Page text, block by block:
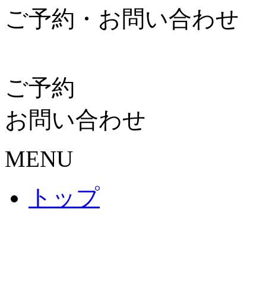
ご予約・お問い合わせ
ご予約
お問い合わせ
MENU
トップ